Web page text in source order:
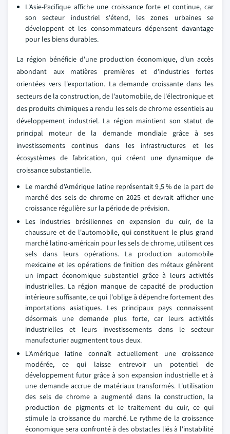
L'Asie-Pacifique affiche une croissance forte et continue, car
son secteur industriel s'étend, les zones urbaines se
développent et les consommateurs dépensent davantage
pour les biens durables.
La région bénéficie d'une production économique, d'un accès
abondant aux matières premières et d'industries fortes
orientées vers l'exportation. La demande croissante dans les
secteurs de la construction, de l'automobile, de l'électronique et
des produits chimiques a rendu les sels de chrome essentiels au
développement industriel. La région maintient son statut de
principal moteur de la demande mondiale grâce à ses
investissements continus dans les infrastructures et les
écosystèmes de fabrication, qui créent une dynamique de
croissance substantielle.
Le marché d'Amérique latine représentait 9,5 % de la part de
marché des sels de chrome en 2025 et devrait afficher une
croissance régulière sur la période de prévision.
Les industries brésiliennes en expansion du cuir, de la
chaussure et de l'automobile, qui constituent le plus grand
marché latino-américain pour les sels de chrome, utilisent ces
sels dans leurs opérations. La production automobile
mexicaine et les opérations de finition des métaux génèrent
un impact économique substantiel grâce à leurs activités
industrielles. La région manque de capacité de production
intérieure suffisante, ce qui l'oblige à dépendre fortement des
importations asiatiques. Les principaux pays connaissent
désormais une demande plus forte, car leurs activités
industrielles et leurs investissements dans le secteur
manufacturier augmentent tous deux.
L'Amérique latine connaît actuellement une croissance
modérée, ce qui laisse entrevoir un potentiel de
développement futur grâce à son expansion industrielle et à
une demande accrue de matériaux transformés. L'utilisation
des sels de chrome a augmenté dans la construction, la
production de pigments et le traitement du cuir, ce qui
stimule la croissance du marché. Le rythme de la croissance
économique sera confronté à des obstacles liés à l'instabilité